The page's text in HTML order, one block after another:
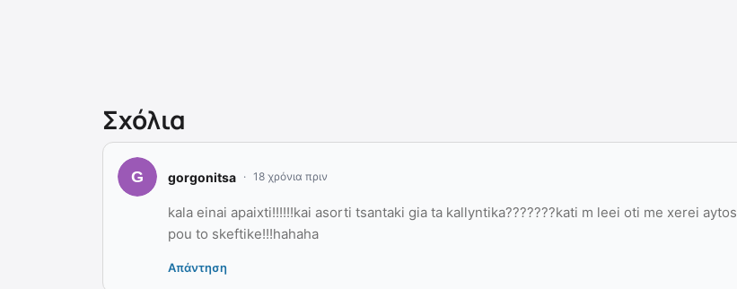
Σχόλια
gorgonitsa 18 χρόνια πριν
kala einai apaixti!!!!!!kai asorti tsantaki gia ta kallyntika???????kati m leei oti me xerei aytos
pou to skeftike!!!hahaha
Απάντηση